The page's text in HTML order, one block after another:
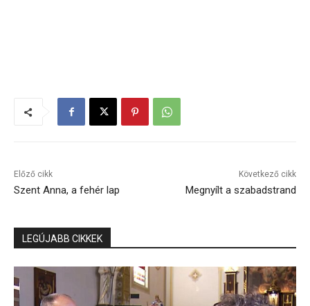
Előző cikk
Szent Anna, a fehér lap
Következő cikk
Megnyílt a szabadstrand
LEGÚJABB CIKKEK